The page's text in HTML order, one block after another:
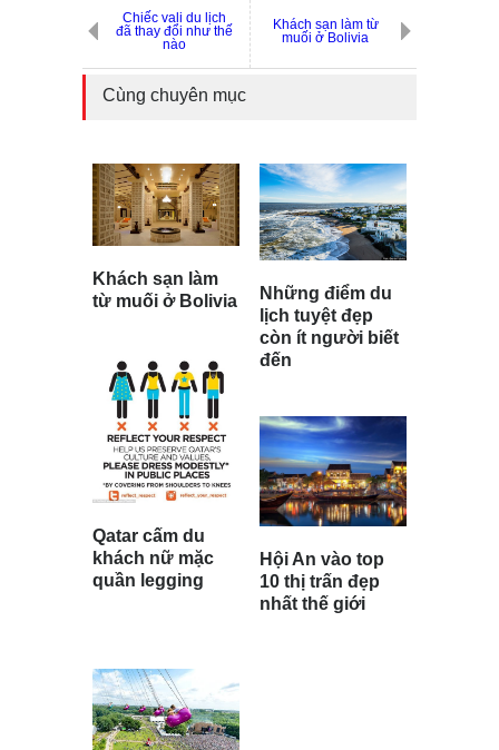
Chiếc vali du lịch
đã thay đổi như thế
nào
Khách sạn làm từ
muối ở Bolivia
Cùng chuyên mục
Khách sạn làm
từ muối ở Bolivia
Qatar cấm du
khách nữ mặc
quần legging
Những điểm du
lịch tuyệt đẹp
còn ít người biết
đến
Hội An vào top
10 thị trấn đẹp
nhất thế giới